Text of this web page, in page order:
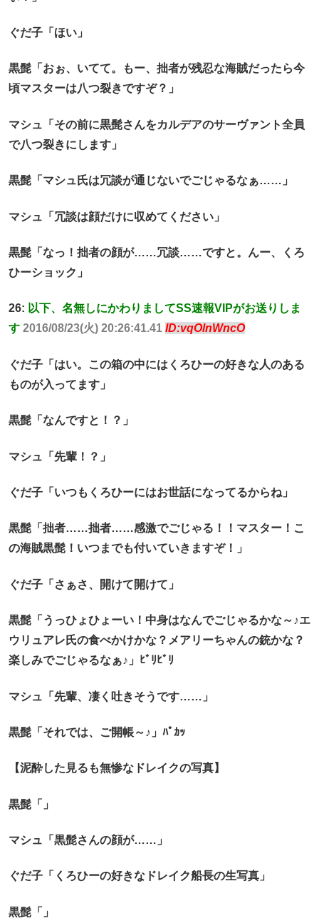
ぐだ子「ほい」
黒髭「おぉ、いてて。もー、拙者が残忍な海賊だったら今
頃マスターは八つ裂きですぞ？」
マシュ「その前に黒髭さんをカルデアのサーヴァント全員
で八つ裂きにします」
黒髭「マシュ氏は冗談が通じないでごじゃるなぁ……」
マシュ「冗談は顔だけに収めてください」
黒髭「なっ！拙者の顔が……冗談……ですと。んー、くろ
ひーショック」
26: 以下、名無しにかわりましてSS速報VIPがお送りしま
す 2016/08/23(火) 20:26:41.41 ID:vqOlnWncO
ぐだ子「はい。この箱の中にはくろひーの好きな人のある
ものが入ってます」
黒髭「なんですと！？」
マシュ「先輩！？」
ぐだ子「いつもくろひーにはお世話になってるからね」
黒髭「拙者……拙者……感激でごじゃる！！マスター！こ
の海賊黒髭！いつまでも付いていきますぞ！」
ぐだ子「さぁさ、開けて開けて」
黒髭「うっひょひょーい！中身はなんでごじゃるかな～♪エ
ウリュアレ氏の食べかけかな？メアリーちゃんの銃かな？
楽しみでごじゃるなぁ♪」ﾋﾞﾘﾋﾞﾘ
マシュ「先輩、凄く吐きそうです……」
黒髭「それでは、ご開帳～♪」ﾊﾟｶｯ
【泥酔した見るも無惨なドレイクの写真】
黒髭「」
マシュ「黒髭さんの顔が……」
ぐだ子「くろひーの好きなドレイク船長の生写真」
黒髭「」